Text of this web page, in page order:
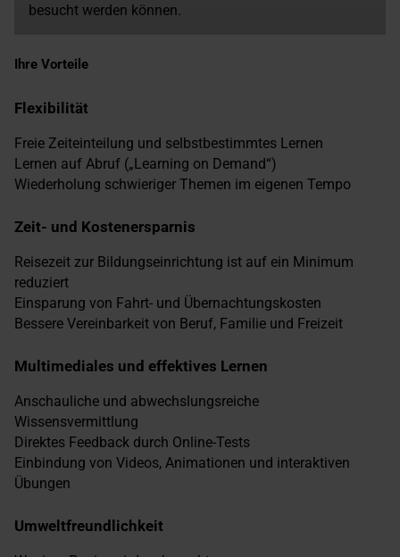
besucht werden können.
Ihre Vorteile
Flexibilität
Freie Zeiteinteilung und selbstbestimmtes Lernen
Lernen auf Abruf („Learning on Demand“)
Wiederholung schwieriger Themen im eigenen Tempo
Zeit- und Kostenersparnis
Reisezeit zur Bildungseinrichtung ist auf ein Minimum
reduziert
Einsparung von Fahrt- und Übernachtungskosten
Bessere Vereinbarkeit von Beruf, Familie und Freizeit
Multimediales und effektives Lernen
Anschauliche und abwechslungsreiche
Wissensvermittlung
Direktes Feedback durch Online-Tests
Einbindung von Videos, Animationen und interaktiven
Übungen
Umweltfreundlichkeit